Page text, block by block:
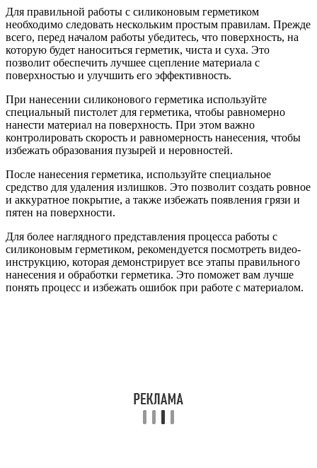
Для правильной работы с силиконовым герметиком
необходимо следовать нескольким простым правилам. Прежде
всего, перед началом работы убедитесь, что поверхность, на
которую будет наноситься герметик, чиста и суха. Это
позволит обеспечить лучшее сцепление материала с
поверхностью и улучшить его эффективность.
При нанесении силиконового герметика используйте
специальный пистолет для герметика, чтобы равномерно
нанести материал на поверхность. При этом важно
контролировать скорость и равномерность нанесения, чтобы
избежать образования пузырей и неровностей.
После нанесения герметика, используйте специальное
средство для удаления излишков. Это позволит создать ровное
и аккуратное покрытие, а также избежать появления грязи и
пятен на поверхности.
Для более наглядного представления процесса работы с
силиконовым герметиком, рекомендуется посмотреть видео-
инструкцию, которая демонстрирует все этапы правильного
нанесения и обработки герметика. Это поможет вам лучше
понять процесс и избежать ошибок при работе с материалом.